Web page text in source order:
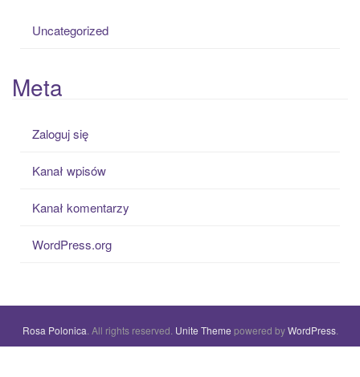
Uncategorized
Meta
Zaloguj się
Kanał wpisów
Kanał komentarzy
WordPress.org
Rosa Polonica . All rights reserved. Unite Theme powered byWordPress.